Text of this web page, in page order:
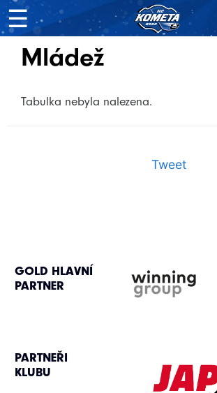
☰
Mládež
Tabulka nebyla nalezena.
Tweet
GOLD HLAVNÍ
PARTNER
PARTNEŘI
KLUBU